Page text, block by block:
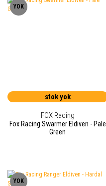
YOK
stok yok
FOX Racing
Fox Racing Swarmer Eldiven - Pale
Green
YOK